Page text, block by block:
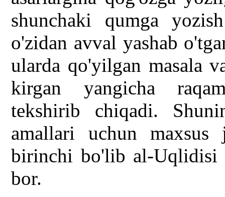
shunchaki qumga
o'zidan avval yashab
ularda qo'yilgan masala
kirgan yangicha
tekshirib chiqadi.
amallari uchun
birinchi bo'lib al-Uqlidisi
bor.